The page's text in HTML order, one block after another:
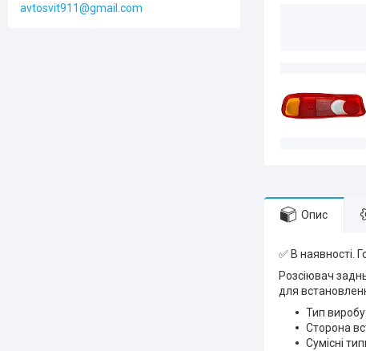
Опис
✅ В наявності.
Розсіювач
для
Тип
Сторона
Сумісні
avtosvit911@gmail.com